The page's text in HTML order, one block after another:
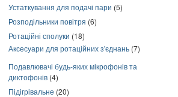
Устаткування для подачі пари (5)
Розподільники повітря (6)
Ротаційні сполуки (18)
Аксесуари для ротаційних з'єднань (7)
Подавлювачі будь-яких мікрофонів та
диктофонів (4)
Підігрівальне (20)